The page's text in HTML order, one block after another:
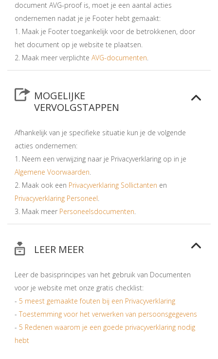
document AVG-proof is, moet je een aantal acties
ondernemen nadat je je Footer hebt gemaakt:
1. Maak je Footer toegankelijk voor de betrokkenen, door
het document op je website te plaatsen.
2. Maak meer verplichte AVG-documenten.
MOGELIJKE
VERVOLGSTAPPEN
Afhankelijk van je specifieke situatie kun je de volgende
acties ondernemen:
1. Neem een verwijzing naar je Privacyverklaring op in je
Algemene Voorwaarden.
2. Maak ook een Privacyverklaring Sollictanten en
Privacyverklaring Personeel.
3. Maak meer Personeelsdocumenten.
LEER MEER
Leer de basisprincipes van het gebruik van Documenten
voor je website met onze gratis checklist:
- 5 meest gemaakte fouten bij een Privacyverklaring
- Toestemming voor het verwerken van persoonsgegevens
- 5 Redenen waarom je een goede privacyverklaring nodig
hebt